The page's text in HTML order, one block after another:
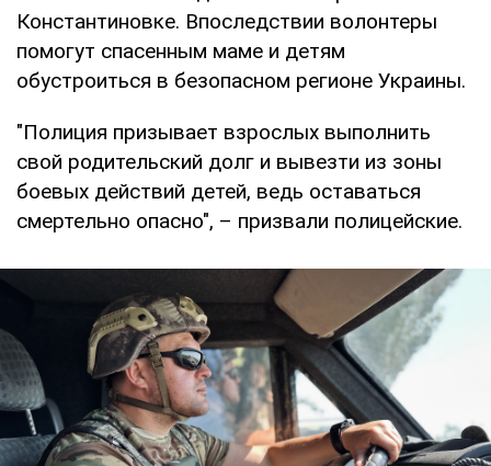
Константиновке. Впоследствии волонтеры
помогут спасенным маме и детям
обустроиться в безопасном регионе Украины.
"Полиция призывает взрослых выполнить
свой родительский долг и вывезти из зоны
боевых действий детей, ведь оставаться
смертельно опасно", – призвали полицейские.